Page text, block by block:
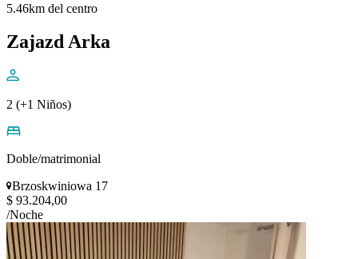
5.46km del centro
Zajazd Arka
2 (+1 Niños)
Doble/matrimonial
Brzoskwiniowa 17
$ 93.204,00
/Noche